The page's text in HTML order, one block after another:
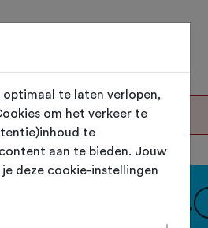
is niet gevonden.
PLUS account.
optimaal te laten verlopen,
om het verkeer te
te
aan te bieden. Jouw
deze cookie-instellingen